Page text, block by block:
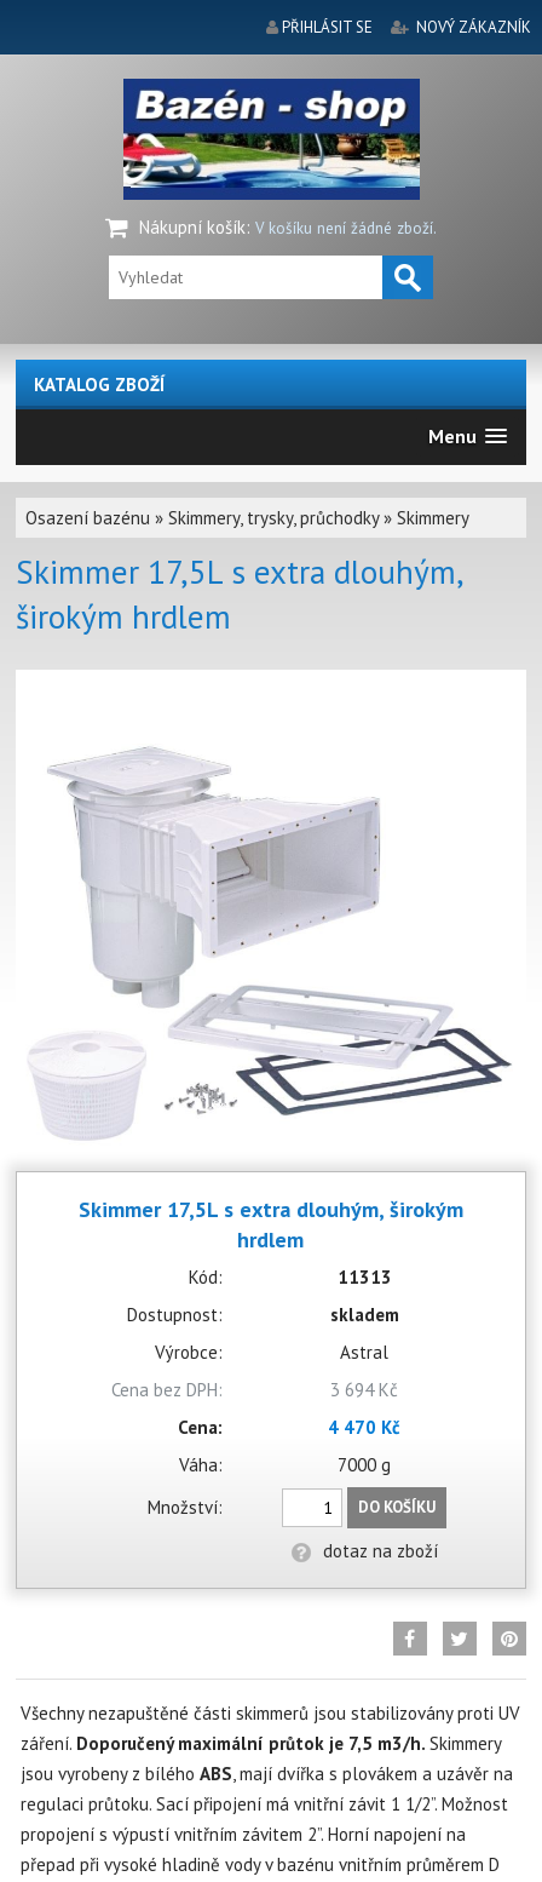
PŘIHLÁSIT SE NOVÝ ZÁKAZNÍK
Nákupní košík: V košíku není žádné zboží.
KATALOG ZBOŽÍ
Menu
Osazení bazénu »Skimmery, trysky, průchodky»Skimmery
Skimmer 17,5L s extra dlouhým,
širokým hrdlem
Skimmer 17,5L s extra dlouhým, širokým
hrdlem
Kód:
11313
Dostupnost:
skladem
Výrobce:
Astral
Cena bez DPH:
3 694 Kč
Cena:
4 470 Kč
Váha:
7000 g
Množství:
DO KOŠÍKU
dotaz na zboží
Všechny nezapuštěné části skimmerů jsou stabilizovány proti UV
záření. Doporučený maximální průtok je 7,5 m3/h.Skimmery
jsou vyrobeny z bíléhoABS, mají dvířka s plovákem a uzávěr na
regulaci průtoku. Sací připojení má vnitřní závit 1 1/2”. Možnost
propojení s výpustí vnitřním závitem 2”. Horní napojení na
přepad při vysoké hladině vody v bazénu vnitřním průměrem D